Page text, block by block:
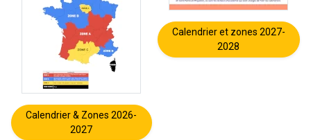
Calendrier & Zones 2026-
2027
Calendrier et zones 2027-
2028